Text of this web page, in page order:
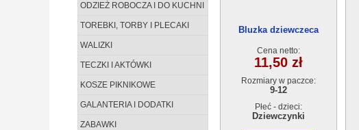
ODZIEŻ ROBOCZA I DO KUCHNI
TOREBKI, TORBY I PLECAKI
WALIZKI
TECZKI I AKTÓWKI
KOSZE PIKNIKOWE
GALANTERIA I DODATKI
ZABAWKI
Bluzka dziewczeca
Cena netto:
11,50 zł
Rozmiary w paczce:
9-12
Płeć - dzieci:
Dziewczynki